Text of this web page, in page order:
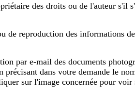
des droits ou de l'auteur s'il
reproduction des informations
par e-mail des documents
précisant dans votre demande le
sur l'image concernée pour voir